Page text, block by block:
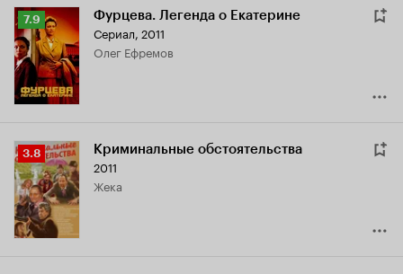
Рейтинг
Кинопоиска
7.9
7.9 Фурцева. Легенда о Екатерине
Сериал, 2011
Олег Ефремов
Рейтинг
Кинопоиска
3.8
3.8 Криминальные обстоятельства
2011
Жека